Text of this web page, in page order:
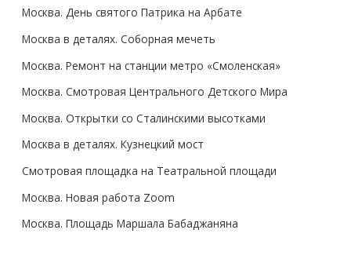
Москва. День святого Патрика на Арбате
Москва в деталях. Соборная мечеть
Москва. Ремонт на станции метро «Смоленская»
Москва. Смотровая Центрального Детского Мира
Москва. Открытки со Сталинскими высотками
Москва в деталях. Кузнецкий мост
Смотровая площадка на Театральной площади
Москва. Новая работа Zoom
Москва. Площадь Маршала Бабаджаняна